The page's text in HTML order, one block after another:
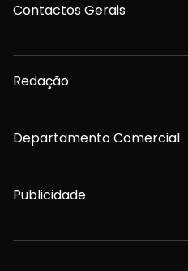
Contactos Gerais
Redação
Departamento Comercial
Publicidade